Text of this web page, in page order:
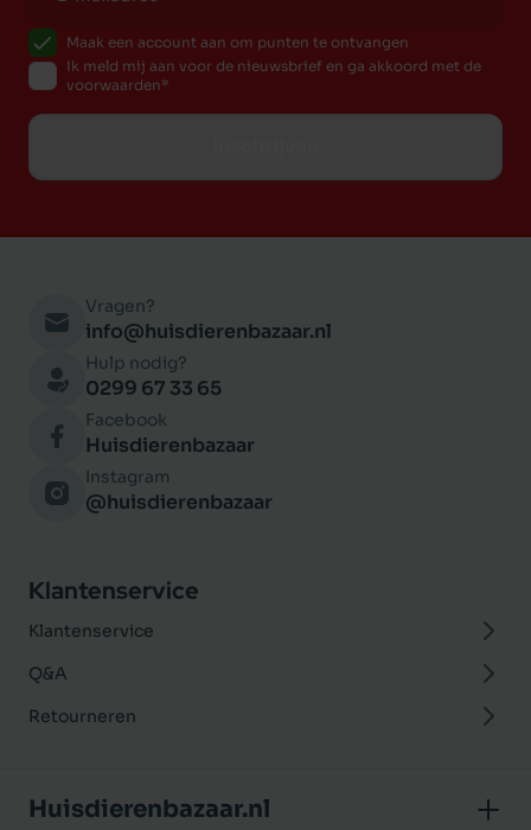
Maak een account aan om punten te ontvangen
Ik meld mij aan voor de nieuwsbrief en ga akkoord met de
voorwaarden
Vragen?
info@huisdierenbazaar.nl
Hulp nodig?
0299 67 33 65
Facebook
Huisdierenbazaar
Instagram
@huisdierenbazaar
Klantenservice
Klantenservice
Q&A
Retourneren
Huisdierenbazaar.nl